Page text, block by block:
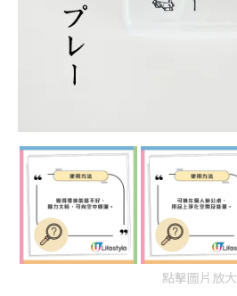
點擊圖片放大